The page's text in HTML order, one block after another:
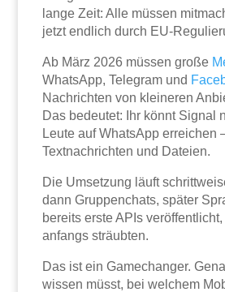
lange Zeit: Alle müssen
jetzt endlich durch EU-
Ab März 2026 müssen große
WhatsApp, Telegram und
Nachrichten von kleineren
Das bedeutet: Ihr könnt Signal
Leute auf WhatsApp erreichen
Textnachrichten und Dateien.
Die Umsetzung läuft
dann Gruppenchats, später
bereits erste APIs
anfangs sträubten.
Das ist ein Gamechanger.
wissen müsst, bei welchem